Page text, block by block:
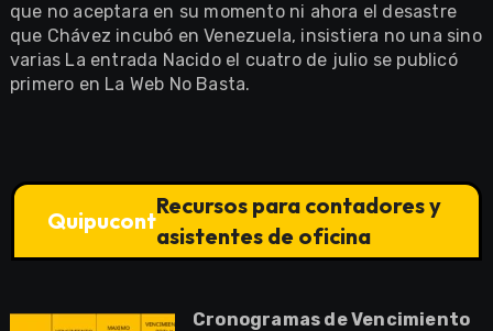
que no aceptara en su momento ni ahora el desastre
que Chávez incubó en Venezuela, insistiera no una sino
varias La entrada Nacido el cuatro de julio se publicó
primero en La Web No Basta.
Quipucont
Recursos para contadores y
asistentes de oficina
Cronogramas de Vencimiento